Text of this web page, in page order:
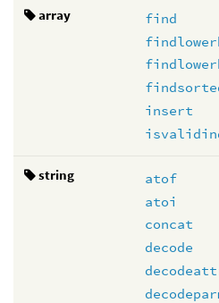
array
find
insert
string
atof
atoi
concat
decode